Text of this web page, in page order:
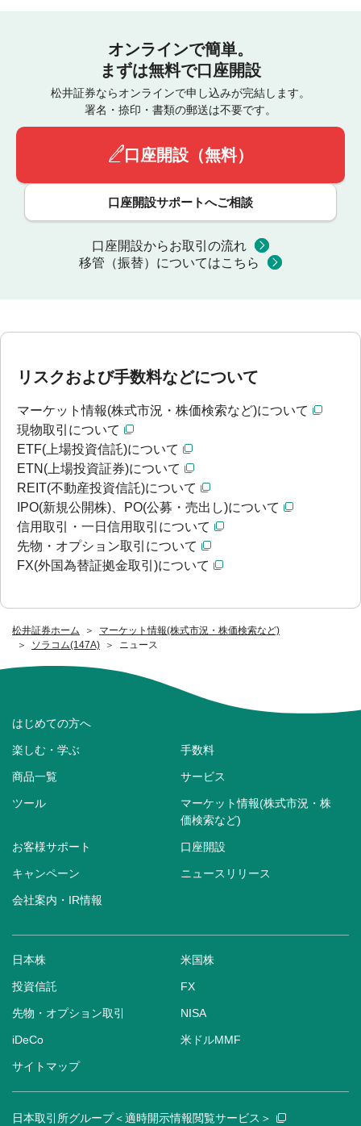
松井証券ホーム
マーケット情報(株式市況・株価検索など)
ソラコム(147A)
ニュース
オンラインで簡単。
まずは無料で口座開設
松井証券ならオンラインで申し込みが完結します。
署名・捺印・書類の郵送は不要です。
口座開設（無料）
口座開設サポートへご相談
口座開設からお取引の流れ
移管（振替）についてはこちら
リスクおよび手数料などについて
マーケット情報(株式市況・株価検索など)について
現物取引について
ETF(上場投資信託)について
ETN(上場投資証券)について
REIT(不動産投資信託)について
IPO(新規公開株)、PO(公募・売出し)について
信用取引・一日信用取引について
先物・オプション取引について
FX(外国為替証拠金取引)について
はじめての方へ
楽しむ・学ぶ 手数料
商品一覧 サービス
ツール
マーケット情報(株式市況・株
価検索など)
お客様サポート 口座開設
キャンペーン ニュースリリース
会社案内・IR情報
日本株 米国株
投資信託 FX
先物・オプション取引 NISA
iDeCo 米ドルMMF
サイトマップ
日本取引所グループ＜適時開示情報閲覧サービス＞